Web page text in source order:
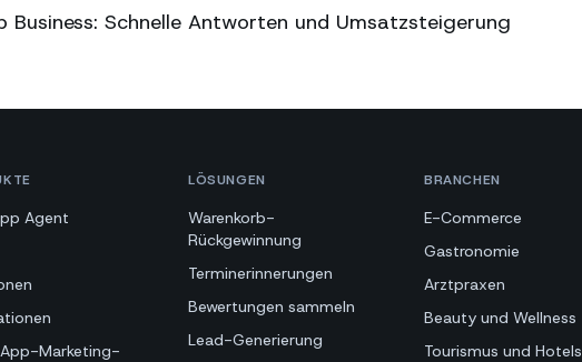
Schnelle Antworten und Umsatzsteigerung
Agent
Marketing-
LÖSUNGEN
Warenkorb-
Rückgewinnung
Terminerinnerungen
Bewertungen sammeln
Lead-Generierung
BRANCHEN
E-Commerce
Gastronomie
Arztpraxen
Beauty und Wellness
Tourismus und Hotels